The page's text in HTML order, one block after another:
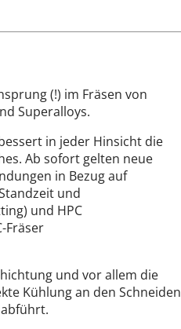
(!) im Fräsen von
Superalloys.
in jeder Hinsicht die
Ab sofort gelten neue
in Bezug auf
und
und HPC
Fräser
und vor allem die
Kühlung an den Schneiden